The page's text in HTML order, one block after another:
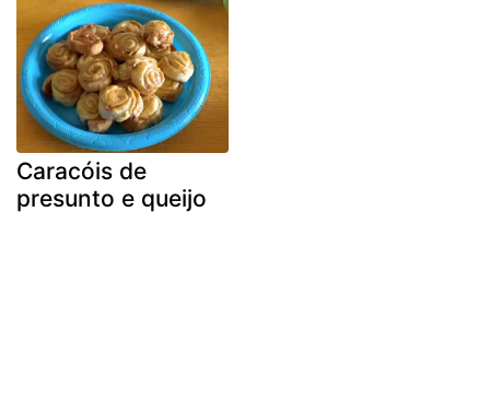
Caracóis de
presunto e queijo